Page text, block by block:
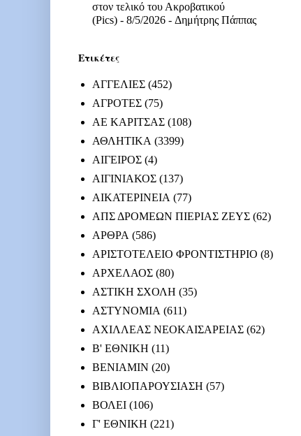
στον τελικό του Ακροβατικού
(Pics) - 8/5/2026 - Δημήτρης Πάππας
Ετικέτες
ΑΓΓΕΛΙΕΣ (452)
ΑΓΡΟΤΕΣ (75)
ΑΕ ΚΑΡΙΤΣΑΣ (108)
ΑΘΛΗΤΙΚΑ (3399)
ΑΙΓΕΙΡΟΣ (4)
ΑΙΓΙΝΙΑΚΟΣ (137)
ΑΙΚΑΤΕΡΙΝΕΙΑ (77)
ΑΠΣ ΔΡΟΜΕΩΝ ΠΙΕΡΙΑΣ ΖΕΥΣ (62)
ΑΡΘΡΑ (586)
ΑΡΙΣΤΟΤΕΛΕΙΟ ΦΡΟΝΤΙΣΤΗΡΙΟ (8)
ΑΡΧΕΛΑΟΣ (80)
ΑΣΤΙΚΗ ΣΧΟΛΗ (35)
ΑΣΤΥΝΟΜΙΑ (611)
ΑΧΙΛΛΕΑΣ ΝΕΟΚΑΙΣΑΡΕΙΑΣ (62)
Β' ΕΘΝΙΚΗ (11)
ΒΕΝΙΑΜΙΝ (20)
ΒΙΒΛΙΟΠΑΡΟΥΣΙΑΣΗ (57)
ΒΟΛΕΙ (106)
Γ' ΕΘΝΙΚΗ (221)